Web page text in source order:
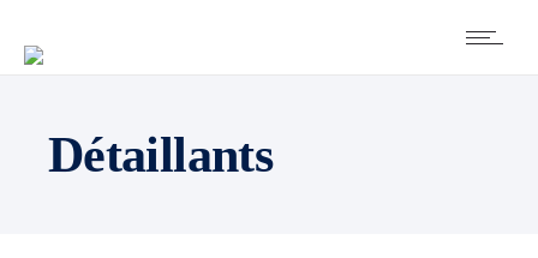
Détaillants